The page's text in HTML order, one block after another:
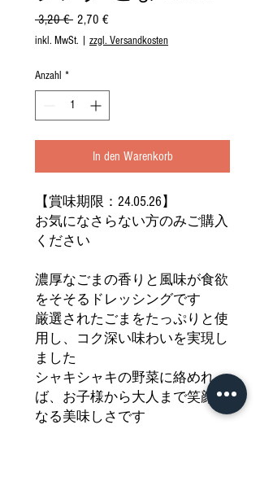
3,20 € Standardpreis
2,70 €Sale-
Preis
inkl. MwSt. zzgl. Versandkosten
Anzahl *
In den Warenkorb
【賞味期限：24.05.26】
お気になさらない方のみご購入
ください
濃厚なごまの香りと風味が食欲
をそそるドレッシングです
厳選されたごまをたっぷりと使
用し、コク深い味わいを実現し
ました
シャキシャキの野菜に絡めれ
ば、お子様から大人まで笑顔に
なる美味しさです